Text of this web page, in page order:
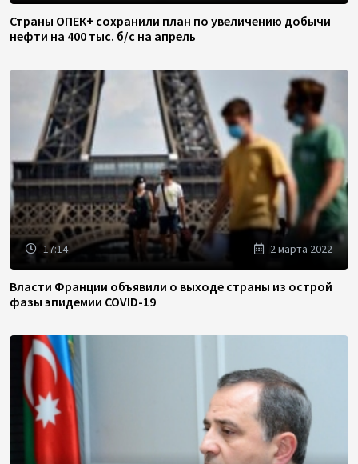
Страны ОПЕК+ сохранили план по увеличению добычи
нефти на 400 тыс. б/с на апрель
17:14 2 марта 2022
Власти Франции объявили о выходе страны из острой
фазы эпидемии COVID-19